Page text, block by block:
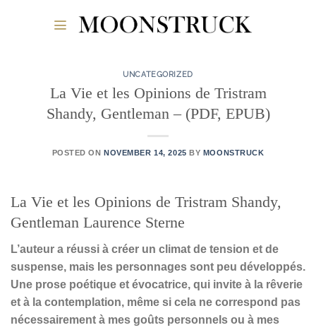
UNCATEGORIZED
La Vie et les Opinions de Tristram
Shandy, Gentleman – (PDF, EPUB)
POSTED ONNOVEMBER 14, 2025 BY MOONSTRUCK
La Vie et les Opinions de Tristram Shandy,
Gentleman Laurence Sterne
L’auteur a réussi à créer un climat de tension et de
suspense, mais les personnages sont peu développés.
Une prose poétique et évocatrice, qui invite à la rêverie
et à la contemplation, même si cela ne correspond pas
nécessairement à mes goûts personnels ou à mes